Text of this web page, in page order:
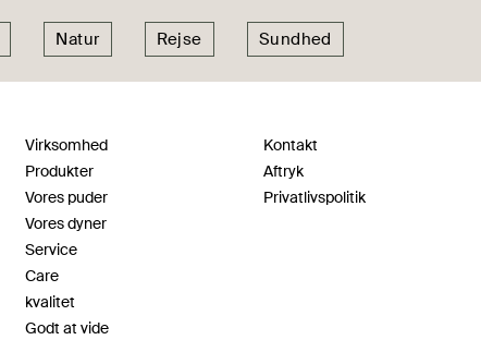
Natur Rejse Sundhed
Virksomhed
Produkter
Vores puder
Vores dyner
Service
Care
kvalitet
Godt at vide
Kontakt
Aftryk
Privatlivspolitik